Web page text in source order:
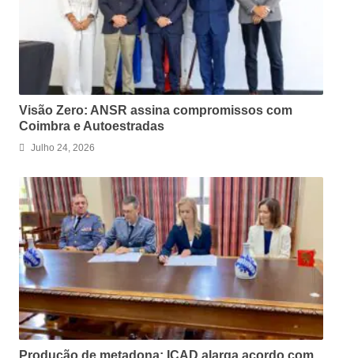
Visão Zero: ANSR assina compromissos com
Coimbra e Autoestradas
Julho 24, 2026
Produção de metadona: ICAD alarga acordo com